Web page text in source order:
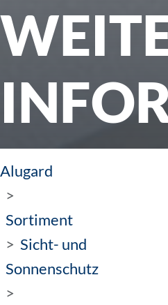
Alugard
Sortiment
Sicht- und
Sonnenschutz